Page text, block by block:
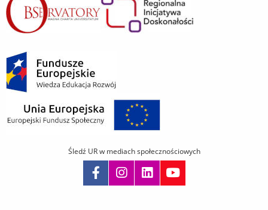
Śledź UR w mediach społecznościowych